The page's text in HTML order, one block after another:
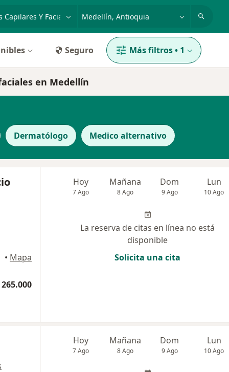
p. ej. Bogotá
Seguro Más filtros• 1
en Medellín
Dermatólogo Medico alternativo
• Mapa
Hoy
7 Ago
Mañana
8 Ago
Dom
9 Ago
Lun
10 Ago
La reserva de citas en línea no está
disponible
Solicita una cita
Hoy
7 Ago
Mañana
8 Ago
Dom
9 Ago
Lun
10 Ago